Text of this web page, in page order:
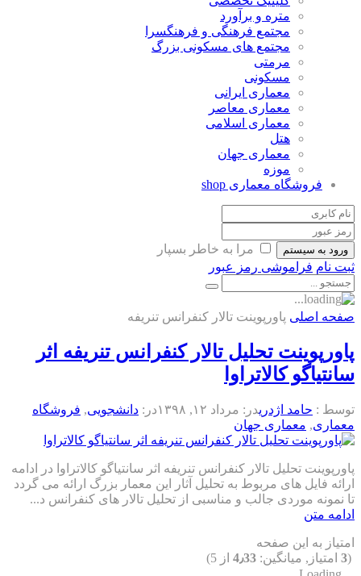
متره و برآورد
مجتمع فرهنگی و فرهنگسرا
مجتمع های مسکونی بزرگ
مرمتی
مسکونی
معماری ایرانی
معماری معاصر
معماری اسلامی
هتل
معماری جهان
موزه
فروشگاه معماری shop
ورود به سیستم
مرا به خاطر بسپار
ثبت نام فراموشی رمز عبور
صفحه اصلی پاورپوینت تالار کنفرانس تنریفه
پاورپوینت تحلیل تالار کنفرانس تنریفه اثر
سانتیاگو کالاتراوا
توسط : حامد اژدریدر: مرداد ۱۲, ۱۳۹۸ در: دانشجویی, فروشگاه
معماری, معماری جهان
پاورپوینت تحلیل تالار کنفرانس تنریفه اثر سانتیاگو کالاتراوا در ادامه
ارائه فایل های مربوط به تحلیل آثار این معمار بزرگ ارائه می گردد
تا نمونه موردی جالب و مناسبی از تحلیل تالار های کنفرانس د...
ادامه متن
امتیاز به این صفحه
(
3 امتیاز, میانگین: 4٫33 از 5)